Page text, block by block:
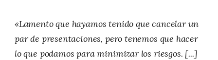
«Lamento que hayamos tenido que cancelar un
par de presentaciones, pero tenemos que hacer
lo que podamos para minimizar los riesgos. [...]